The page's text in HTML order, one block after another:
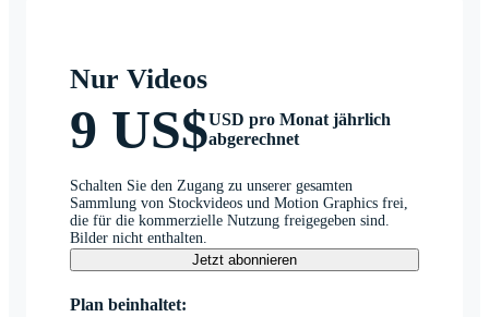
Nur Videos
9 US$USD pro Monat jährlich
abgerechnet
Schalten Sie den Zugang zu unserer gesamten
Sammlung von Stockvideos und Motion Graphics frei,
die für die kommerzielle Nutzung freigegeben sind.
Bilder nicht enthalten.
Jetzt abonnieren
Plan beinhaltet: